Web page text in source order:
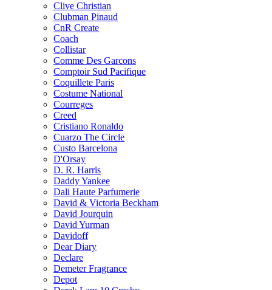
Clive Christian
Clubman Pinaud
CnR Create
Coach
Collistar
Comme Des Garcons
Comptoir Sud Pacifique
Coquillete Paris
Costume National
Courreges
Creed
Cristiano Ronaldo
Cuarzo The Circle
Custo Barcelona
D'Orsay
D. R. Harris
Daddy Yankee
Dali Haute Parfumerie
David & Victoria Beckham
David Jourquin
David Yurman
Davidoff
Dear Diary
Declare
Demeter Fragrance
Depot